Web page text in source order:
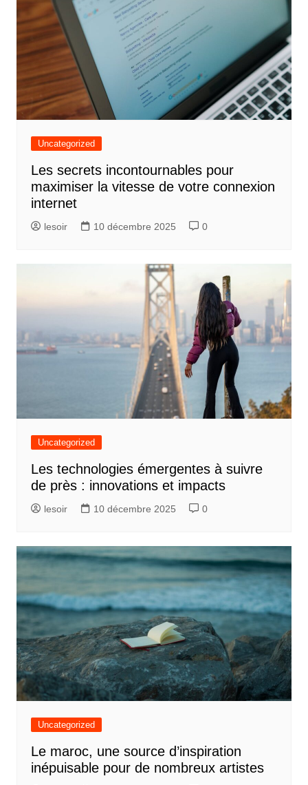
Uncategorized
Les secrets incontournables pour
maximiser la vitesse de votre connexion
internet
lesoir 10 décembre 2025 0
Uncategorized
Les technologies émergentes à suivre
de près : innovations et impacts
lesoir 10 décembre 2025 0
Uncategorized
Le maroc, une source d’inspiration
inépuisable pour de nombreux artistes